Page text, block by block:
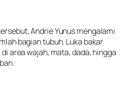
Andrie Yunus mengalami
bagian tubuh. Luka bakar
area wajah, mata, dada, hingga